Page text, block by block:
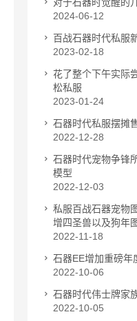
2024-06-12
百战石器时代私服
2023-02-18
花了整个下午实际
松私服
2023-01-24
石器时代私服摆摊
2022-12-28
石器时代宠物争锋
模型
2022-12-03
私服百战石器宠物
增四圣兽以及狗年
2022-11-18
石器EE增加重磅年
2022-10-06
石器时代伟士牌家
2022-10-05